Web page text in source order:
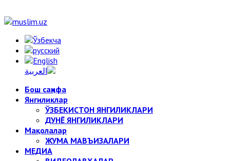
Бош саҳифа
Янгиликлар
ЎЗБЕКИСТОН ЯНГИЛИКЛАРИ
ДУНЁ ЯНГИЛИКЛАРИ
Мақолалар
ЖУМА МАВЪИЗАЛАРИ
МЕДИА